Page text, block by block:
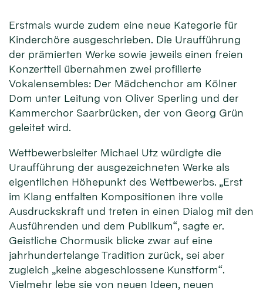
Erstmals wurde zudem eine neue Kategorie für
Kinderchöre ausgeschrieben. Die Uraufführung
der prämierten Werke sowie jeweils einen freien
Konzertteil übernahmen zwei profilierte
Vokalensembles: Der Mädchenchor am Kölner
Dom unter Leitung von Oliver Sperling und der
Kammerchor Saarbrücken, der von Georg Grün
geleitet wird.
Wettbewerbsleiter Michael Utz würdigte die
Uraufführung der ausgezeichneten Werke als
eigentlichen Höhepunkt des Wettbewerbs. „Erst
im Klang entfalten Kompositionen ihre volle
Ausdruckskraft und treten in einen Dialog mit den
Ausführenden und dem Publikum“, sagte er.
Geistliche Chormusik blicke zwar auf eine
jahrhundertelange Tradition zurück, sei aber
zugleich „keine abgeschlossene Kunstform“.
Vielmehr lebe sie von neuen Ideen, neuen